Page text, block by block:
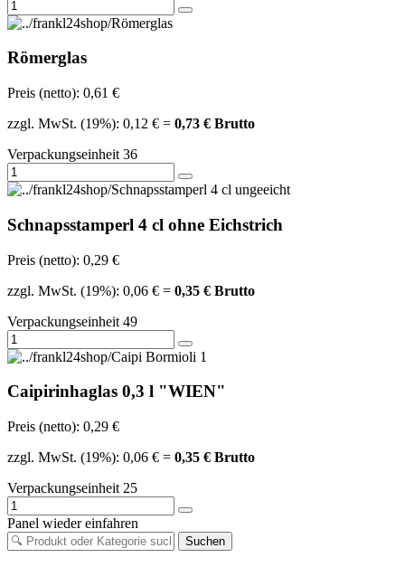
Römerglas
Preis (netto): 0,61 €
zzgl. MwSt. (19%): 0,12 € = 0,73 € Brutto
Verpackungseinheit 36
Schnapsstamperl 4 cl ohne Eichstrich
Preis (netto): 0,29 €
zzgl. MwSt. (19%): 0,06 € = 0,35 € Brutto
Verpackungseinheit 49
Caipirinhaglas 0,3 l "WIEN"
Preis (netto): 0,29 €
zzgl. MwSt. (19%): 0,06 € = 0,35 € Brutto
Verpackungseinheit 25
Panel wieder einfahren
Suchen